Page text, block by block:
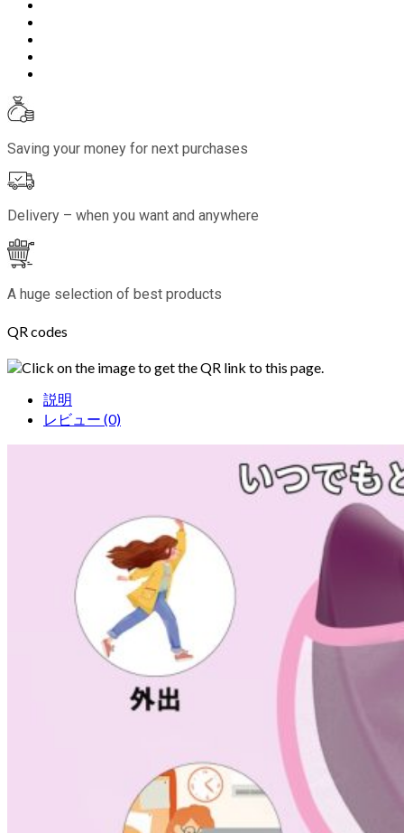
Saving your money for next purchases
Delivery – when you want and anywhere
A huge selection of best products
QR codes
Click on the image to get the QR link to this page.
説明
レビュー (0)